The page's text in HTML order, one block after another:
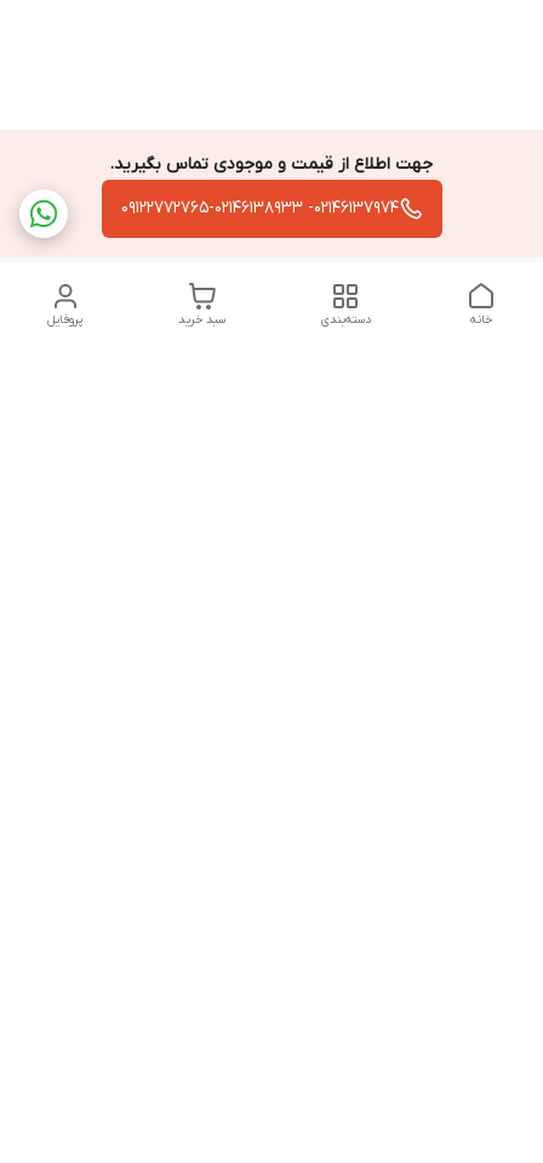
جهت اطلاع از قیمت و موجودی تماس بگیرید.
02146137974- 09122772765-02146138933
پروفایل سبد خرید دسته‌بندی خانه